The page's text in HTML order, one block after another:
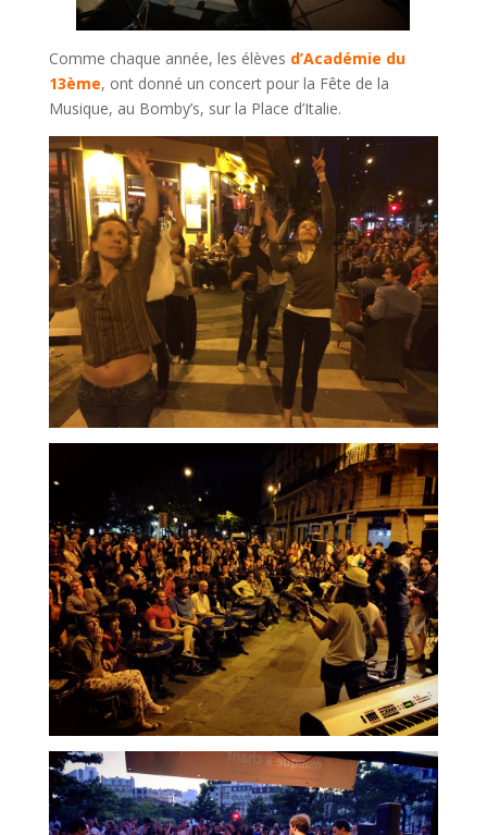
Comme chaque année, les élèves d’Académie du
13ème, ont donné un concert pour la Fête de la
Musique, au Bomby’s, sur la Place d’Italie.